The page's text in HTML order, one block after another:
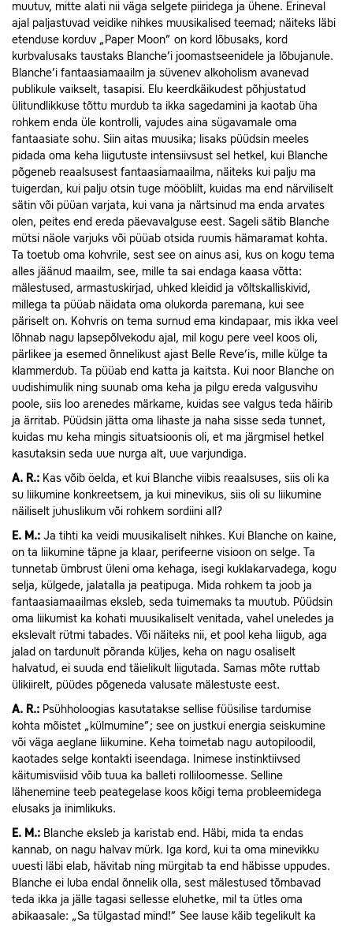
muutuv, mitte alati nii väga selgete piiridega ja ühene. Erineval
ajal paljastuvad veidike nihkes muusikalised teemad; näiteks läbi
etenduse korduv „Paper Moon” on kord lõbusaks, kord
kurbvalusaks taustaks Blanche’i joomastseenidele ja lõbujanule.
Blanche’i fantaasiamaailm ja süvenev alkoholism avanevad
publikule vaikselt, tasapisi. Elu keerdkäikudest põhjustatud
ülitundlikkuse tõttu murdub ta ikka sagedamini ja kaotab üha
rohkem enda üle kontrolli, vajudes aina sügavamale oma
fantaasiate sohu. Siin aitas muusika; lisaks püüdsin meeles
pidada oma keha liigutuste intensiivsust sel hetkel, kui Blanche
põgeneb reaalsusest fantaasiamaailma, näiteks kui palju ma
tuigerdan, kui palju otsin tuge mööblilt, kuidas ma end närviliselt
sätin või püüan varjata, kui vana ja närtsinud ma enda arvates
olen, peites end ereda päevavalguse eest. Sageli sätib Blanche
mütsi näole varjuks või püüab otsida ruumis hämaramat kohta.
Ta toetub oma kohvrile, sest see on ainus asi, kus on kogu tema
alles jäänud maailm, see, mille ta sai endaga kaasa võtta:
mälestused, armastuskirjad, uhked kleidid ja võltskalliskivid,
millega ta püüab näidata oma olukorda paremana, kui see
päriselt on. Kohvris on tema surnud ema kindapaar, mis ikka veel
lõhnab nagu lapsepõlvekodu ajal, mil kogu pere veel koos oli,
pärlikee ja esemed õnnelikust ajast Belle Reve’is, mille külge ta
klammerdub. Ta püüab end katta ja kaitsta. Kui noor Blanche on
uudishimulik ning suunab oma keha ja pilgu ereda valgusvihu
poole, siis loo arenedes märkame, kuidas see valgus teda häirib
ja ärritab. Püüdsin jätta oma lihaste ja naha sisse seda tunnet,
kuidas mu keha mingis situatsioonis oli, et ma järgmisel hetkel
kasutaksin seda uue nurga alt, uue varjundiga.
A. R.: Kas võib öelda, et kui Blanche viibis reaalsuses, siis oli ka
su liikumine konkreetsem, ja kui minevikus, siis oli su liikumine
näiliselt juhuslikum või rohkem sordiini all?
E. M.: Ja tihti ka veidi muusikaliselt nihkes. Kui Blanche on kaine,
on ta liikumine täpne ja klaar, perifeerne visioon on selge. Ta
tunnetab ümbrust üleni oma kehaga, isegi kuklakarvadega, kogu
selja, külgede, jalatalla ja peatipuga. Mida rohkem ta joob ja
fantaasiamaailmas eksleb, seda tuimemaks ta muutub. Püüdsin
oma liikumist ka kohati muusikaliselt venitada, vahel uneledes ja
ekslevalt rütmi tabades. Või näiteks nii, et pool keha liigub, aga
jalad on tardunult põranda küljes, keha on nagu osaliselt
halvatud, ei suuda end täielikult liigutada. Samas mõte ruttab
ülikiirelt, püüdes põgeneda valusate mälestuste eest.
A. R.: Psühholoogias kasutatakse sellise füüsilise tardumise
kohta mõistet „külmumine”; see on justkui energia seiskumine
või väga aeglane liikumine. Keha toimetab nagu autopiloodil,
kaotades selge kontakti iseendaga. Inimese instinktiivsed
käitumisviisid võib tuua ka balleti rolliloomesse. Selline
lähenemine teeb peategelase koos kõigi tema probleemidega
elusaks ja inimlikuks.
E. M.: Blanche eksleb ja karistab end. Häbi, mida ta endas
kannab, on nagu halvav mürk. Iga kord, kui ta oma minevikku
uuesti läbi elab, hävitab ning mürgitab ta end häbisse uppudes.
Blanche ei luba endal õnnelik olla, sest mälestused tõmbavad
teda ikka ja jälle tagasi sellesse eluhetke, mil ta ütles oma
abikaasale: „Sa tülgastad mind!” See lause käib tegelikult ka